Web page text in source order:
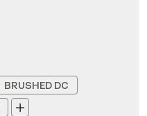
BRUSHED DC